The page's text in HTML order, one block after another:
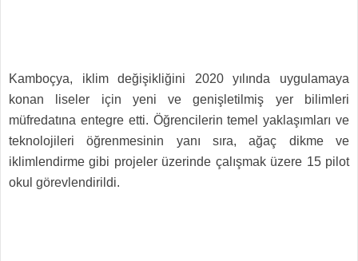
Kamboçya, iklim değişikliğini 2020 yılında uygulamaya
konan liseler için yeni ve genişletilmiş yer bilimleri
müfredatına entegre etti. Öğrencilerin temel yaklaşımları ve
teknolojileri öğrenmesinin yanı sıra, ağaç dikme ve
iklimlendirme gibi projeler üzerinde çalışmak üzere 15 pilot
okul görevlendirildi.